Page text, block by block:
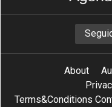
About
Terms&Conditions